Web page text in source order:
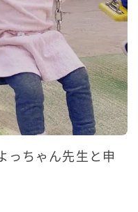
っちゃん先生と申